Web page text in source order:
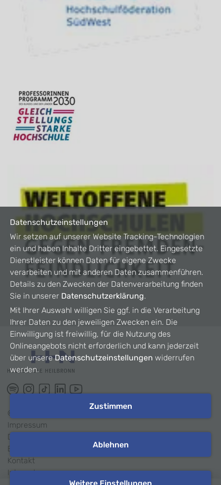
©
Impressum
Datenschutz
Barrierefreiheit
Kontakt
Intranet
Datenschutzeinstellungen
Wir setzen auf unserer Website Tracking-Technologien
ein und haben Inhalte Dritter eingebettet. Eingesetzte
Dienstleister können Daten für eigene Zwecke
verarbeiten und mit anderen Daten zusammenführen.
Details zu den Zwecken der Datenverarbeitung finden
Sie in unserer Datenschutzerklärung.
Mit Ihrer Auswahl willigen Sie ggf. in die Verarbeitung
Ihrer Daten zu den jeweiligen Zwecken ein. Die
Einwilligung ist freiwillig, für die Nutzung des
Onlineangebots nicht erforderlich und kann jederzeit
über unsereDatenschutzeinstellungen widerrufen
werden.
Zustimmen
Ablehnen
Weitere Einstellungen